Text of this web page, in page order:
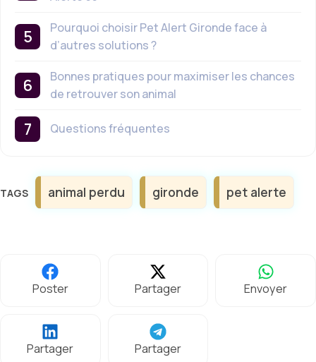
Pourquoi choisir Pet Alert Gironde face à
d’autres solutions ?
Bonnes pratiques pour maximiser les chances
de retrouver son animal
Questions fréquentes
Étiquettes
animal perdu gironde pet alerte
Poster Partager Envoyer
Partager Partager